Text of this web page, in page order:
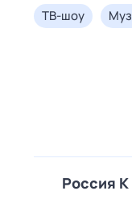
ТВ-шоу
Россия К